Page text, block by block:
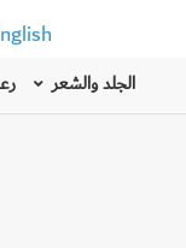
الجلد والشعر